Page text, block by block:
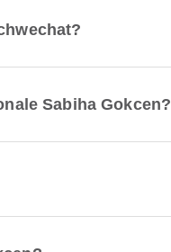
Sabiha Gokcen?